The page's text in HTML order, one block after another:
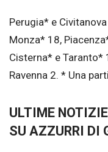
Perugia* e
Monza* 18,
Cisterna* e Taranto*
Ravenna 2. * Una
ULTIME
SU AZZURRI DI